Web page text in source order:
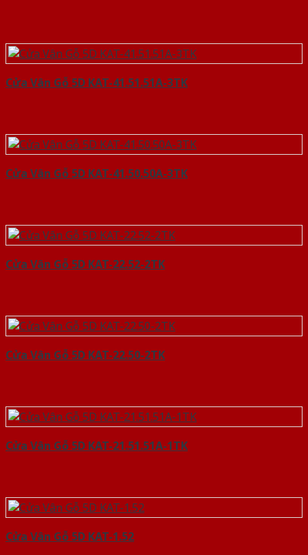
Cửa Vân Gỗ 5D KAT-41.51.51A-3TK
Cửa Vân Gỗ 5D KAT-41.50.50A-3TK
Cửa Vân Gỗ 5D KAT-22.52-2TK
Cửa Vân Gỗ 5D KAT-22.50-2TK
Cửa Vân Gỗ 5D KAT-21.51.51A-1TK
Cửa Vân Gỗ 5D KAT-1.52